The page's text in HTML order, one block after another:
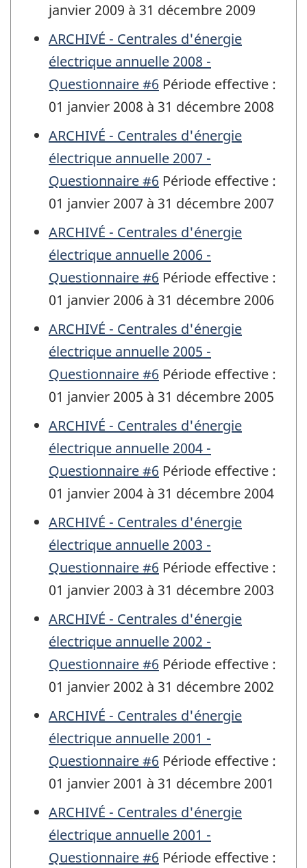
janvier 2009 à 31 décembre 2009
ARCHIVÉ - Centrales d'énergie
électrique annuelle 2008 -
Questionnaire #6 Période effective :
01 janvier 2008 à 31 décembre 2008
ARCHIVÉ - Centrales d'énergie
électrique annuelle 2007 -
Questionnaire #6 Période effective :
01 janvier 2007 à 31 décembre 2007
ARCHIVÉ - Centrales d'énergie
électrique annuelle 2006 -
Questionnaire #6 Période effective :
01 janvier 2006 à 31 décembre 2006
ARCHIVÉ - Centrales d'énergie
électrique annuelle 2005 -
Questionnaire #6 Période effective :
01 janvier 2005 à 31 décembre 2005
ARCHIVÉ - Centrales d'énergie
électrique annuelle 2004 -
Questionnaire #6 Période effective :
01 janvier 2004 à 31 décembre 2004
ARCHIVÉ - Centrales d'énergie
électrique annuelle 2003 -
Questionnaire #6 Période effective :
01 janvier 2003 à 31 décembre 2003
ARCHIVÉ - Centrales d'énergie
électrique annuelle 2002 -
Questionnaire #6 Période effective :
01 janvier 2002 à 31 décembre 2002
ARCHIVÉ - Centrales d'énergie
électrique annuelle 2001 -
Questionnaire #6 Période effective :
01 janvier 2001 à 31 décembre 2001
ARCHIVÉ - Centrales d'énergie
électrique annuelle 2001 -
Questionnaire #6 Période effective :